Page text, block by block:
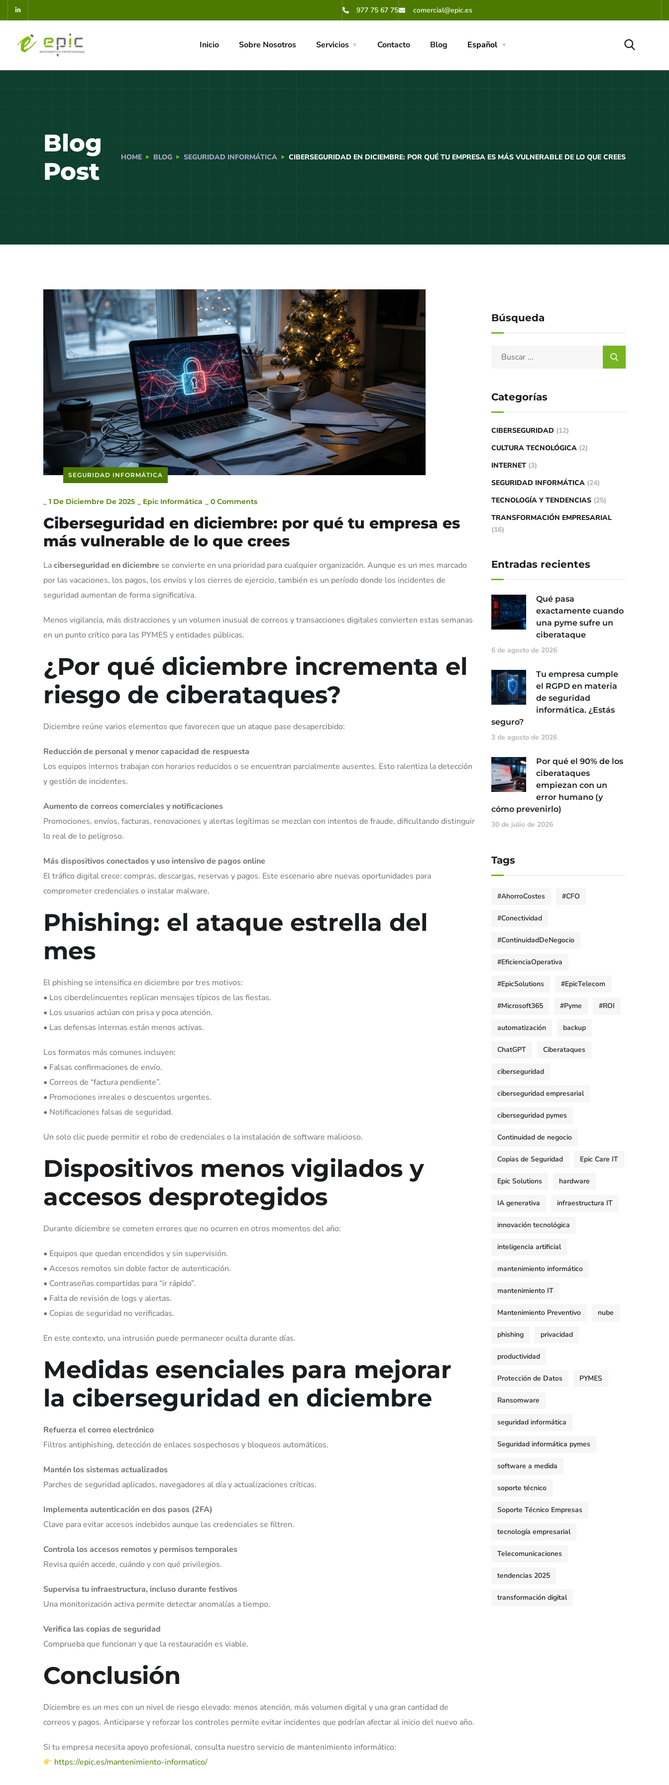
977 75 67 75 comercial@epic.es
Inicio Sobre Nosotros Servicios Contacto Blog Español
Blog
Post
HOME BLOG SEGURIDAD INFORMÁTICA CIBERSEGURIDAD EN DICIEMBRE: POR QUÉ TU EMPRESA ES MÁS VULNERABLE DE LO QUE CREES
SEGURIDAD INFORMÁTICA
1 De Diciembre De 2025 Epic Informática 0 Comments
Ciberseguridad en diciembre: por qué tu empresa es
más vulnerable de lo que crees
Laciberseguridad en diciembre se convierte en una prioridad para cualquier organización. Aunque es un mes marcado
por las vacaciones, los pagos, los envíos y los cierres de ejercicio, también es un período donde los incidentes de
seguridad aumentan de forma significativa.
Menos vigilancia, más distracciones y un volumen inusual de correos y transacciones digitales convierten estas semanas
en un punto crítico para las PYMES y entidades públicas.
¿Por qué diciembre incrementa el
riesgo de ciberataques?
Diciembre reúne varios elementos que favorecen que un ataque pase desapercibido:
Reducción de personal y menor capacidad de respuesta
Los equipos internos trabajan con horarios reducidos o se encuentran parcialmente ausentes. Esto ralentiza la detección
y gestión de incidentes.
Aumento de correos comerciales y notificaciones
Promociones, envíos, facturas, renovaciones y alertas legítimas se mezclan con intentos de fraude, dificultando distinguir
lo real de lo peligroso.
Más dispositivos conectados y uso intensivo de pagos online
El tráfico digital crece: compras, descargas, reservas y pagos. Este escenario abre nuevas oportunidades para
comprometer credenciales o instalar malware.
Phishing: el ataque estrella del
mes
El phishing se intensifica en diciembre por tres motivos:
• Los ciberdelincuentes replican mensajes típicos de las fiestas.
• Los usuarios actúan con prisa y poca atención.
• Las defensas internas están menos activas.
Los formatos más comunes incluyen:
• Falsas confirmaciones de envío.
• Correos de “factura pendiente”.
• Promociones irreales o descuentos urgentes.
• Notificaciones falsas de seguridad.
Un solo clic puede permitir el robo de credenciales o la instalación de software malicioso.
Dispositivos menos vigilados y
accesos desprotegidos
Durante diciembre se cometen errores que no ocurren en otros momentos del año:
• Equipos que quedan encendidos y sin supervisión.
• Accesos remotos sin doble factor de autenticación.
• Contraseñas compartidas para “ir rápido”.
• Falta de revisión de logs y alertas.
• Copias de seguridad no verificadas.
En este contexto, una intrusión puede permanecer oculta durante días.
Medidas esenciales para mejorar
la ciberseguridad en diciembre
Refuerza el correo electrónico
Filtros antiphishing, detección de enlaces sospechosos y bloqueos automáticos.
Mantén los sistemas actualizados
Parches de seguridad aplicados, navegadores al día y actualizaciones críticas.
Implementa autenticación en dos pasos (2FA)
Clave para evitar accesos indebidos aunque las credenciales se filtren.
Controla los accesos remotos y permisos temporales
Revisa quién accede, cuándo y con qué privilegios.
Supervisa tu infraestructura, incluso durante festivos
Una monitorización activa permite detectar anomalías a tiempo.
Verifica las copias de seguridad
Comprueba que funcionan y que la restauración es viable.
Conclusión
Diciembre es un mes con un nivel de riesgo elevado: menos atención, más volumen digital y una gran cantidad de
correos y pagos. Anticiparse y reforzar los controles permite evitar incidentes que podrían afectar al inicio del nuevo año.
Si tu empresa necesita apoyo profesional, consulta nuestro servicio de mantenimiento informático:
https://epic.es/mantenimiento-informatico/
Búsqueda
Categorías
CIBERSEGURIDAD (12)
CULTURA TECNOLÓGICA (2)
INTERNET (3)
SEGURIDAD INFORMÁTICA (24)
TECNOLOGÍA Y TENDENCIAS (25)
TRANSFORMACIÓN EMPRESARIAL
(16)
Entradas recientes
Qué pasa
exactamente cuando
una pyme sufre un
ciberataque
6 de agosto de 2026
Tu empresa cumple
el RGPD en materia
de seguridad
informática. ¿Estás
seguro?
3 de agosto de 2026
Por qué el 90% de los
ciberataques
empiezan con un
error humano (y
cómo prevenirlo)
30 de julio de 2026
Tags
#AhorroCostes #CFO
#Conectividad
#ContinuidadDeNegocio
#EficienciaOperativa
#EpicSolutions #EpicTelecom
#Microsoft365 #Pyme #ROI
automatización backup
ChatGPT Ciberataques
ciberseguridad
ciberseguridad empresarial
ciberseguridad pymes
Continuidad de negocio
Copias de Seguridad Epic Care IT
Epic Solutions hardware
IA generativa infraestructura IT
innovación tecnológica
inteligencia artificial
mantenimiento informático
mantenimiento IT
Mantenimiento Preventivo nube
phishing privacidad
productividad
Protección de Datos PYMES
Ransomware
seguridad informática
Seguridad informática pymes
software a medida
soporte técnico
Soporte Técnico Empresas
tecnología empresarial
Telecomunicaciones
tendencias 2025
transformación digital